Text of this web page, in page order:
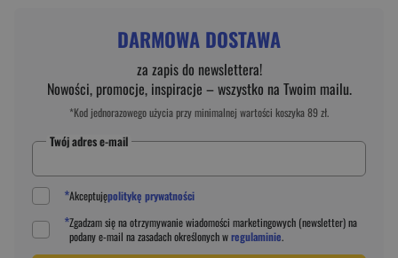
DARMOWA DOSTAWA
za zapis do newslettera!
Nowości, promocje, inspiracje – wszystko na Twoim mailu.
*Kod jednorazowego użycia przy minimalnej wartości koszyka 89 zł.
Twój adres e-mail
*Akceptujępolitykę prywatności
*Zgadzam się na otrzymywanie wiadomości marketingowych (newsletter) na
podanye-mail na zasadach określonych wregulaminie.